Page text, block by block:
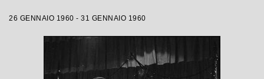
26 GENNAIO 1960 - 31 GENNAIO 1960